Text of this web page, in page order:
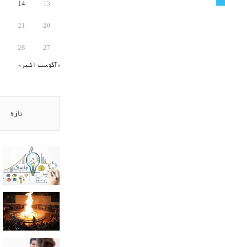
13
14
20
21
27
28
« آگوست اکتبر »
تازه